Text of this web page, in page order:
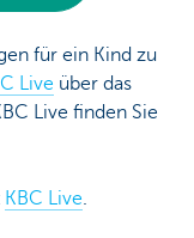
für ein Kind zu
Live über das
Live finden Sie
KBC Live.